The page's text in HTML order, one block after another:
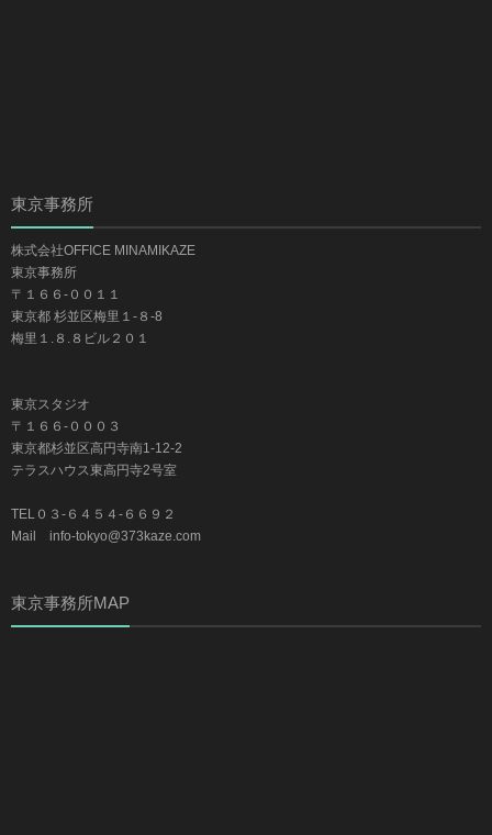
東京事務所
株式会社OFFICE MINAMIKAZE
東京事務所
〒１６６-００１１
東京都 杉並区梅里１-８-8
梅里１.８.８ビル２０１
東京スタジオ
〒１６６-０００３
東京都杉並区高円寺南1-12-2
テラスハウス東高円寺2号室
TEL０３-６４５４-６６９２
Mail info-tokyo@373kaze.com
東京事務所MAP